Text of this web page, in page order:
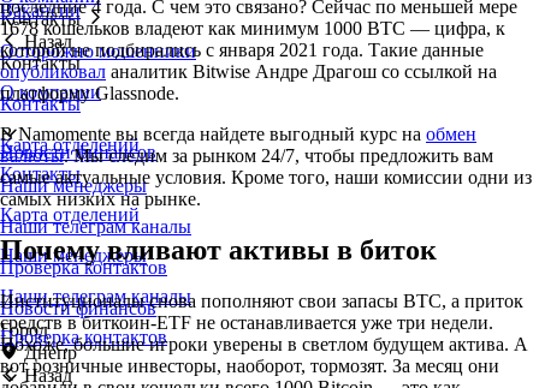
Контакты
Назад
Контакты
Контакты
Карта отделений
Наши менеджеры
Наши телеграм каналы
Проверка контактов
Новости финансов
Город
Днепр
Назад
Вакансии
Осторожно мошенники
О компании
Новости финансов
Контакты
Карта отделений
Наши менеджеры
Наши телеграм каналы
Проверка контактов
последние 4 года. С чем это связано? Сейчас по меньшей мере
1678 кошельков владеют как минимум 1000 BTC — цифра, к
которой не подбирались с января 2021 года. Такие данные
опубликовал аналитик Bitwise Андре Драгош со ссылкой на
платформу Glassnode.
В Namomente вы всегда найдете выгодный курс на обмен
валюты. Мы следим за рынком 24/7, чтобы предложить вам
самые актуальные условия. Кроме того, наши комиссии одни из
самых низких на рынке.
Почему вливают активы в биток
Институционалы снова пополняют свои запасы BTC, а приток
средств в биткоин-ETF не останавливается уже три недели.
Похоже, большие игроки уверены в светлом будущем актива. А
вот розничные инвесторы, наоборот, тормозят. За месяц они